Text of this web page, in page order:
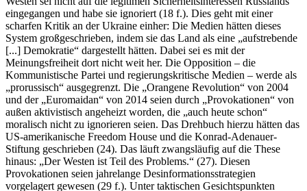
eingegangen und habe sie ignoriert (18 f.). Dies geht mit einer
scharfen Kritik an der Ukraine einher: Die Medien hätten dieses
System großgeschrieben, indem sie das Land als eine „aufstrebende
[...] Demokratie“ dargestellt hätten. Dabei sei es mit der
Meinungsfreiheit dort nicht weit her. Die Opposition – die
Kommunistische Partei und regierungskritische Medien – werde als
„prorussisch“ ausgegrenzt. Die „Orangene Revolution“ von 2004
und der „Euromaidan“ von 2014 seien durch „Provokationen“ von
außen aktivistisch angeheizt worden, die „auch heute schon“
moralisch nicht zu ignorieren seien. Das Drehbuch hierzu hätten das
US-amerikanische Freedom House und die Konrad-Adenauer-
Stiftung geschrieben (24). Das läuft zwangsläufig auf die These
hinaus: „Der Westen ist Teil des Problems.“ (27). Diesen
Provokationen seien jahrelange Desinformationsstrategien
vorgelagert gewesen (29 f.). Unter taktischen Gesichtspunkten